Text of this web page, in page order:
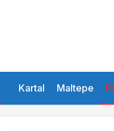
Kartal Maltepe